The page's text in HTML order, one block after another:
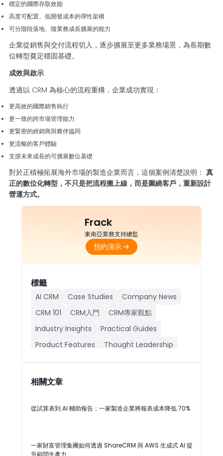
穩定的國際存取效能
高度可配置、低開發成本的彈性架構
可分階段落地、隨業務成長擴展的能力
企業從銷售與交付流程切入，逐步擴展至更多業務場景，為長期數
位轉型奠定穩固基礎。
成效與啟示
透過以 CRM 為核心的流程重構，企業成功實現：
更高效的國際銷售執行
更一致的跨市場管理能力
更緊密的經銷商與夥伴協同
更流暢的客戶體驗
支撐未來成長的可擴展數位基礎
對於正積極拓展海外市場的製造企業而言，這個案例清楚說明： 真
正的數位化轉型，不只是把流程搬上線，而是圍繞客戶，重新設計
營運方式。
Frack
東南亞業務支持總監
預約演示
標籤
AI CRM Case Studies
Company News
CRM 101
CRM入門
CRM專家觀點
Industry Insights
Practical Guides
Product Features
Thought Leadership
行業動態
相關文章
從試算表到 AI 輔助報告：一家製造企業將報表成本降低 70%
一家財富管理集團如何透過 ShareCRM 與 AWS 生成式 AI 提
升顧問生產力